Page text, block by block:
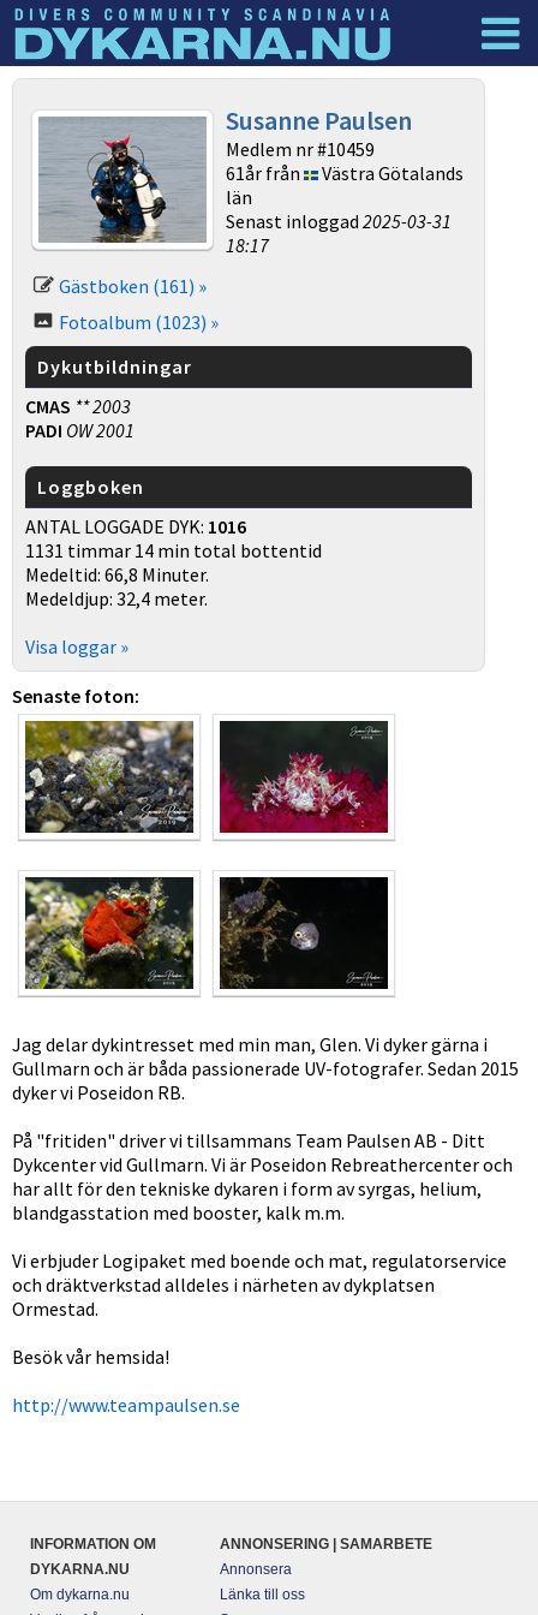
Dyknyheter Logga in
Gästboken (161) »
Fotoalbum (1023) »
Susanne Paulsen
Medlem nr #10459
61år från
Västra Götalands
län
Senast inloggad2025-03-31
18:17
Dykutbildningar
CMAS ** 2003
PADI OW 2001
Loggboken
ANTAL LOGGADE DYK: 1016
1131 timmar 14 min total bottentid
Medeltid: 66,8 Minuter.
Medeldjup: 32,4 meter.
Visa loggar »
Senaste foton:
Jag delar dykintresset med min man, Glen. Vi dyker gärna i
Gullmarn och är båda passionerade UV-fotografer. Sedan 2015
dyker vi Poseidon RB.
På "fritiden" driver vi tillsammans Team Paulsen AB - Ditt
Dykcenter vid Gullmarn. Vi är Poseidon Rebreathercenter och
har allt för den tekniske dykaren i form av syrgas, helium,
blandgasstation med booster, kalk m.m.
Vi erbjuder Logipaket med boende och mat, regulatorservice
och dräktverkstad alldeles i närheten av dykplatsen
Ormestad.
Besök vår hemsida!
http://www.teampaulsen.se
INFORMATION OM
DYKARNA.NU
Om dykarna.nu
ANNONSERING | SAMARBETE
Annonsera
Länka till oss